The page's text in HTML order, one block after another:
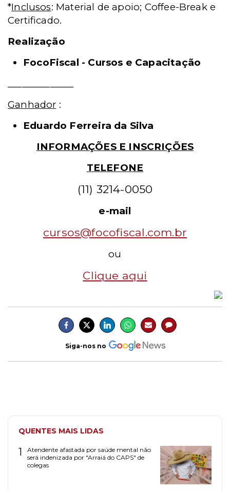
*Inclusos: Material de apoio; Coffee-Break e
Certificado.
Realização
FocoFiscal - Cursos e Capacitação
Ganhador :
Eduardo Ferreira da Silva
INFORMAÇÕES E INSCRIÇÕES
TELEFONE
(11) 3214-0050
e-mail
cursos@focofiscal.com.br
ou
Clique aqui
Siga-nos no
QUENTES MAIS LIDAS
1
Atendente afastada por saúde mental não
será indenizada por "Arraiá do CAPS" de
colegas